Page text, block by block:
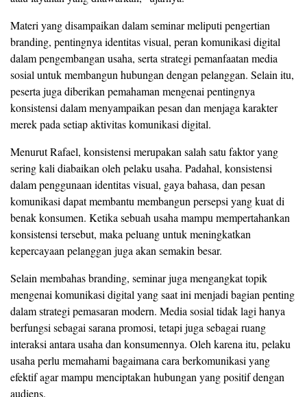
Materi yang disampaikan dalam seminar meliputi pengertian
branding, pentingnya identitas visual, peran komunikasi digital
dalam pengembangan usaha, serta strategi pemanfaatan media
sosial untuk membangun hubungan dengan pelanggan. Selain itu,
peserta juga diberikan pemahaman mengenai pentingnya
konsistensi dalam menyampaikan pesan dan menjaga karakter
merek pada setiap aktivitas komunikasi digital.
Menurut Rafael, konsistensi merupakan salah satu faktor yang
sering kali diabaikan oleh pelaku usaha. Padahal, konsistensi
dalam penggunaan identitas visual, gaya bahasa, dan pesan
komunikasi dapat membantu membangun persepsi yang kuat di
benak konsumen. Ketika sebuah usaha mampu mempertahankan
konsistensi tersebut, maka peluang untuk meningkatkan
kepercayaan pelanggan juga akan semakin besar.
Selain membahas branding, seminar juga mengangkat topik
mengenai komunikasi digital yang saat ini menjadi bagian penting
dalam strategi pemasaran modern. Media sosial tidak lagi hanya
berfungsi sebagai sarana promosi, tetapi juga sebagai ruang
interaksi antara usaha dan konsumennya. Oleh karena itu, pelaku
usaha perlu memahami bagaimana cara berkomunikasi yang
efektif agar mampu menciptakan hubungan yang positif dengan
audiens.